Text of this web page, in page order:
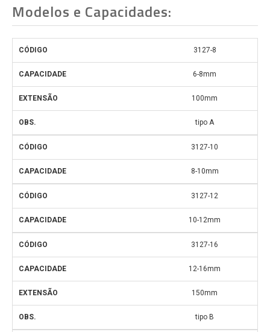
Modelos e Capacidades:
3127-8
6-8mm
100mm
tipo A
3127-10
8-10mm
3127-12
10-12mm
3127-16
12-16mm
150mm
tipo B